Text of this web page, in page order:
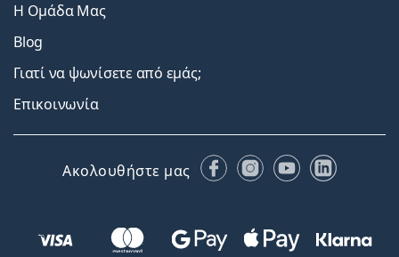
Η Ομάδα Μας
Blog
Γιατί να ψωνίσετε από εμάς;
Επικοινωνία
Ακολουθήστε μας FacebookInstagram
YouTubeLinkedIn